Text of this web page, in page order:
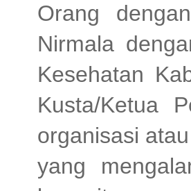
Orang
Nirmala
Kesehatan
Kusta/Ketua
organisasi
yang